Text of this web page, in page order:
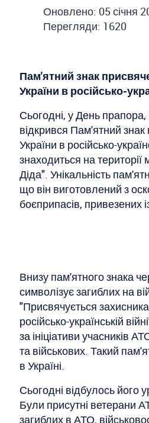
Оновлено: 05 січня
Перегляди: 1620
Пам'ятний знак
України в російсько-
Сьогодні, у День
відкрився Пам'ятний знак
України в російсько-
знаходиться на території
Діда". Унікальність
що він виготовлений з
боєприпасів,
Внизу пам'ятного знака
символізує загиблих на
"Присвячується
російсько-українській
за ініціативи учасників
та військових. Такий
в Україні.
Сьогодні відбулось його
Були присутні ветерани
загиблих в АТО,